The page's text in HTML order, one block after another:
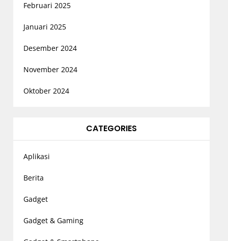
Februari 2025
Januari 2025
Desember 2024
November 2024
Oktober 2024
CATEGORIES
Aplikasi
Berita
Gadget
Gadget & Gaming